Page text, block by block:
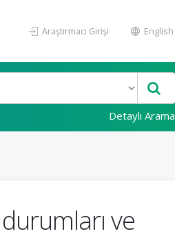
Araştırmacı Girişi English
Detaylı Arama
ve